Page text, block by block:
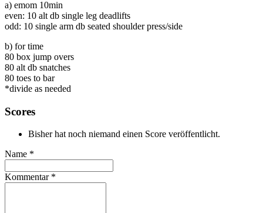
a) emom 10min
even: 10 alt db single leg deadlifts
odd: 10 single arm db seated shoulder press/side
b) for time
80 box jump overs
80 alt db snatches
80 toes to bar
*divide as needed
Scores
Bisher hat noch niemand einen Score veröffentlicht.
Name *
Kommentar *